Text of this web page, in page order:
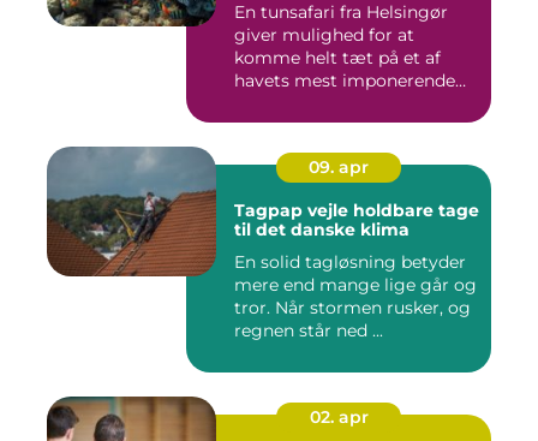
En tunsafari fra Helsingør
giver mulighed for at
komme helt tæt på et af
havets mest imponerende
09. apr
Tagpap vejle holdbare tage
til det danske klima
En solid tagløsning betyder
mere end mange lige går og
tror. Når stormen rusker, og
regnen står ned ...
02. apr